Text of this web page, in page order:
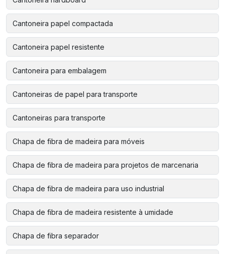
Cantoneira papel compactada
Cantoneira papel resistente
Cantoneira para embalagem
Cantoneiras de papel para transporte
Cantoneiras para transporte
Chapa de fibra de madeira para móveis
Chapa de fibra de madeira para projetos de marcenaria
Chapa de fibra de madeira para uso industrial
Chapa de fibra de madeira resistente à umidade
Chapa de fibra separador